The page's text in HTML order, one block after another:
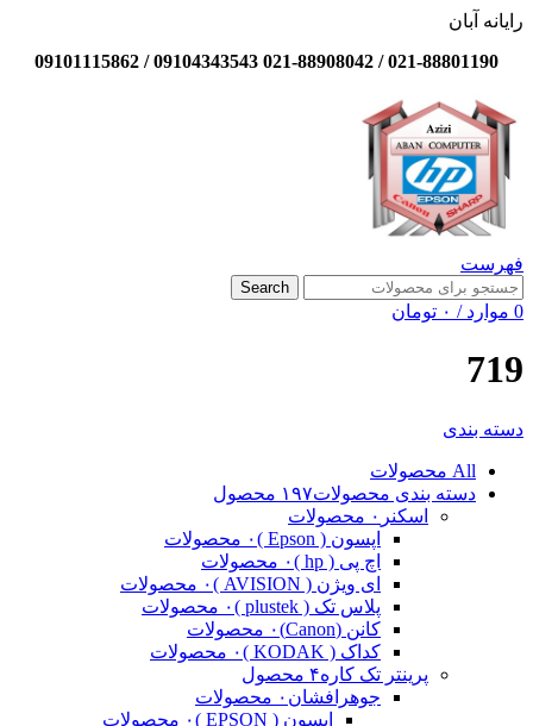
رایانه آبان
021-88801190 / 021-88908042 09104343543 / 09101115862
فهرست
Search
0 موارد / ۰ تومان
719
دسته بندی
All محصولات
دسته بندی محصولات۱۹۷ محصول
اسکنر ۰ محصولات
اپسون ( Epson )
۰ محصولات
اچ پی ( hp )
۰ محصولات
ای ویژن ( AVISION )
۰ محصولات
پلاس تک ( plustek )
۰ محصولات
کانن (Canon)
۰ محصولات
کداک ( KODAK )
۰ محصولات
پرینتر تک کاره۴ محصول
جوهرافشان ۰ محصولات
اپسون ( EPSON )
۰ محصولات